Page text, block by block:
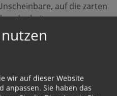
auf die zarten
uns selbst heraus
wir werden, was wir
blendet unsere
und
wir auf dieser Website
anpassen. Sie haben das